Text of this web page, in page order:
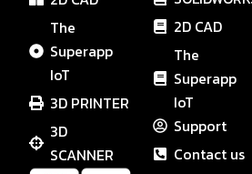
The
Superapp
IoT
3D PRINTER
3D
SCANNER
2D CAD
The
Superapp
IoT
Support
Contact us